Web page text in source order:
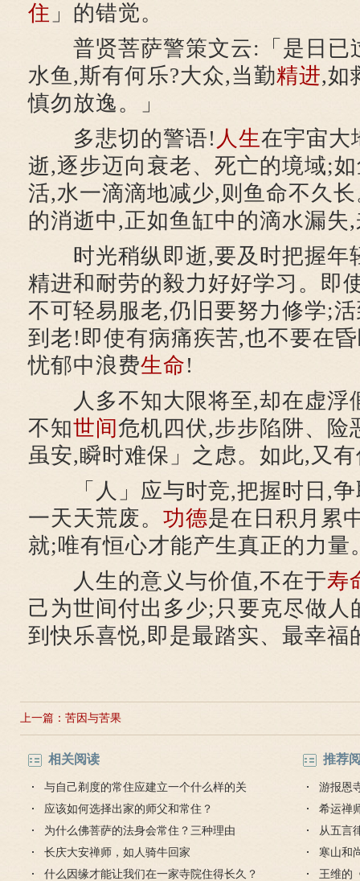
住 」的错觉。
普贤菩萨警策文云:「是日已
水鱼,斯有何乐?大众,当勤精进,如
慎勿放逸。」
多悲切的警语! 人生在宇宙大
逝,逐步迈向衰老、死亡的境域;
活,水一滴滴地减少,则鱼命不久
的消逝中,正如鱼缸中的滴水漏失
时光稍纵即逝,要及时把握年
精进和耐劳的毅力好好学习。即
不可轻易服老,仍旧要努力修学;
到老!即使有病痛疾苦,也不要在
忧郁中浪费生命!
人多不知大限将至,却在虚浮
不知世间危机四伏,步步陷阱、险
虽安,瞬时难保」之虑。如此,又
「人」应与时竞,把握时日,争
一天天荒废。 功德是在日积月累
就;唯有恒心才能产生真正的力量
人生的意义与价值,不在于寿
己为世间付出多少;只要克尽做人
到快乐喜悦,即是最踏实、最幸福
上一篇： 苦因与苦果
相关阅读
与自己剃度的常住应建立一个什么样的关
系？
应该如何选择出家的师父和常住？
为什么佛菩萨的法身会常住？三种理由
长庆大安禅师，如人骑牛回家
什么因缘才能让我们在一家寺院住得长久？
推荐
游报恩
禅味
希运禅
从五言
挂，逍
寒山和
么？
王维的